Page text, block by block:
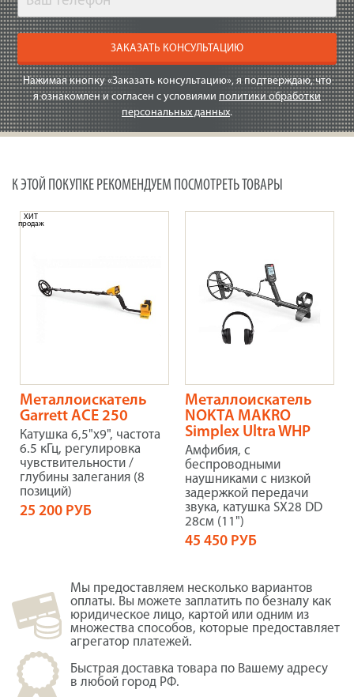
ЗАКАЗАТЬ КОНСУЛЬТАЦИЮ
Нажимая кнопку «Заказать консультацию», я подтверждаю, что
я ознакомлен и согласен с условиями политики обработки
персональных данных.
К ЭТОЙ ПОКУПКЕ РЕКОМЕНДУЕМ ПОСМОТРЕТЬ ТОВАРЫ
Металлоискатель
Garrett ACE 250
Катушка 6,5"x9", частота
6.5 кГц, регулировка
чувствительности /
глубины залегания (8
позиций)
ХИТ
продаж
25 200 РУБ
Металлоискатель
NOKTA MAKRO
Simplex Ultra WHP
Амфибия, с
беспроводными
наушниками с низкой
задержкой передачи
звука, катушка SX28 DD
28см (11")
45 450 РУБ
Мы предоставляем несколько вариантов
оплаты. Вы можете заплатить по безналу как
юридическое лицо, картой или одним из
множества способов, которые предоставляет
агрегатор платежей.
Быстрая доставка товара по Вашему адресу
в любой город РФ.